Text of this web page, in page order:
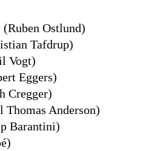
(Ruben Ostlund)
Tafdrup)
Vogt)
Eggers)
Cregger)
Thomas Anderson)
Barantini)